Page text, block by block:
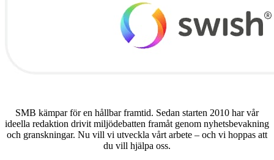
SMB kämpar för en hållbar framtid. Sedan starten 2010 har vår
ideella redaktion drivit miljödebatten framåt genom nyhetsbevakning
och granskningar. Nu vill vi utveckla vårt arbete – och vi hoppas att
du vill hjälpa oss.